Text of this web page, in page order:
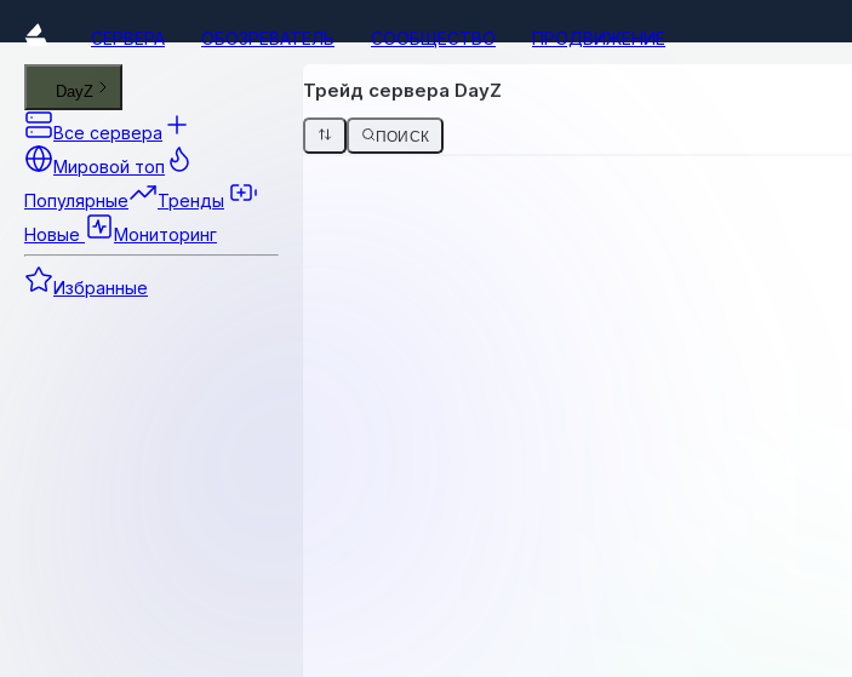
СЕРВЕРА ОБОЗРЕВАТЕЛЬ СООБЩЕСТВО ПРОДВИЖЕНИЕ
DayZ
Все сервера
Мировой топ
Популярные
Тренды
Новые
Мониторинг
Избранные
Трейд сервера DayZ
ПОИСК